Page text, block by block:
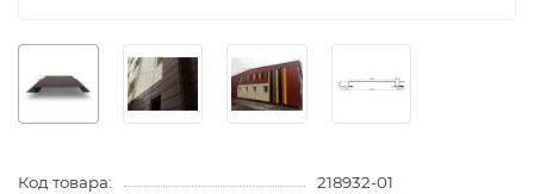
Код товара:
218932-01